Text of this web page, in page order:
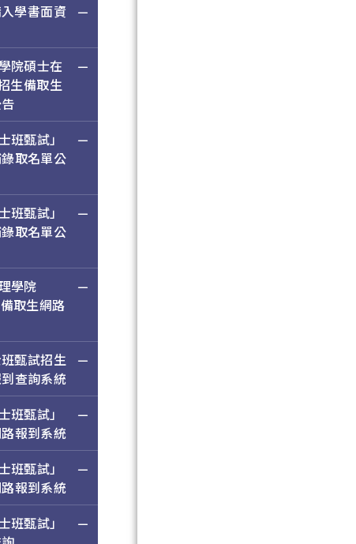
學書面資
院碩士在
生備取生
班甄試」
取名單公
班甄試」
取名單公
學院
取生網路
甄試招生
查詢系統
班甄試」
報到系統
班甄試」
報到系統
班甄試」